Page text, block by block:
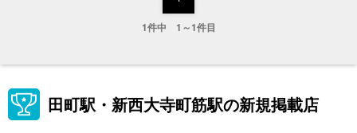
1件中 1～1件目
田町駅・新西大寺町筋駅の新規掲載店